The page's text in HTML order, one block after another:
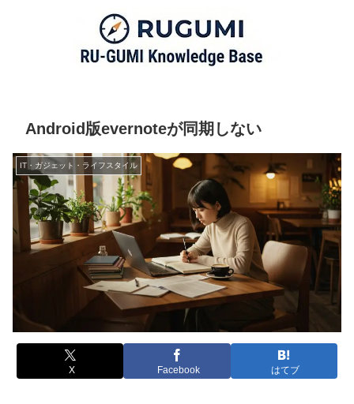
Android版evernoteが同期しない
IT・ガジェット・ライフスタイル
X Facebook はてブ